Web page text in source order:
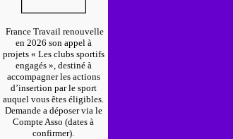
France Travail renouvelle
en 2026 son appel à
projets « Les clubs sportifs
engagés », destiné à
accompagner les actions
d’insertion par le sport
auquel vous êtes éligibles.
Demande a déposer via le
Compte Asso (dates à
confirmer).